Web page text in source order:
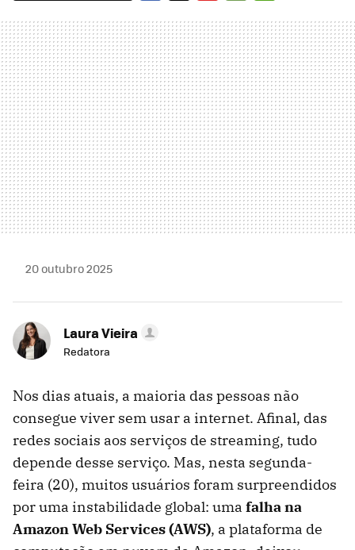
MAIL
20 outubro 2025
Laura Vieira
Redatora
Nos dias atuais, a maioria das pessoas não
consegue viver sem usar a internet. Afinal, das
redes sociais aos serviços de streaming, tudo
depende desse serviço. Mas, nesta segunda-
feira (20), muitos usuários foram surpreendidos
por uma instabilidade global: uma falha na
Amazon Web Services (AWS), a plataforma de